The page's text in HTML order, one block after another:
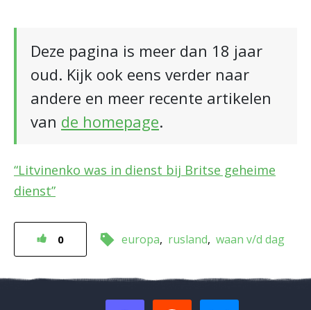
Deze pagina is meer dan 18 jaar
oud. Kijk ook eens verder naar
andere en meer recente artikelen
van de homepage.
“Litvinenko was in dienst bij Britse geheime
dienst”
0 europa rusland waan v/d dag